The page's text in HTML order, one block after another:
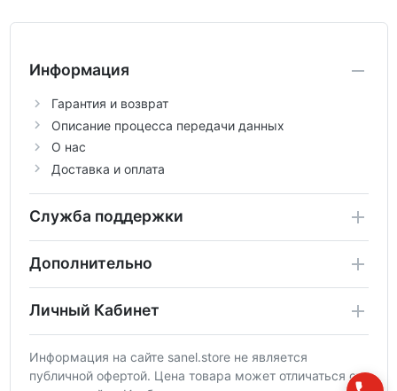
Информация
Гарантия и возврат
Описание процесса передачи данных
О нас
Доставка и оплата
Служба поддержки
Дополнительно
Личный Кабинет
Информация на сайте sanel.store не является
публичной офертой. Цена товара может отличаться от